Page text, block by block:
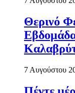
Θερινό
7 Αυγούστου